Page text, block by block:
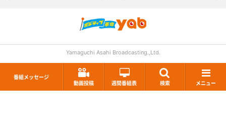
番組メッセージ
動画投稿
週間番組表 検索 メニュー
Yamaguchi Asahi Broadcasting.,Ltd.